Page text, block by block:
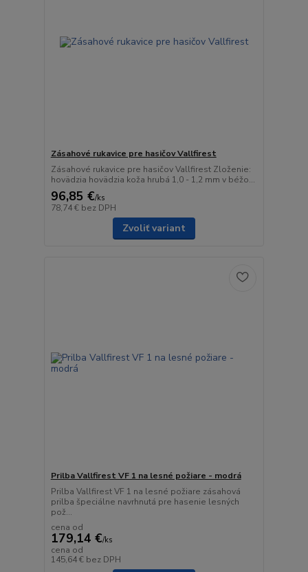
Zásahové rukavice pre hasičov Vallfirest
Zásahové rukavice pre hasičov Vallfirest Zloženie:
hovädzia hovädzia koža hrubá 1,0 - 1,2 mm v béžo...
96,85 €/ks
78,74 € bez DPH
Zvoliť variant
Prilba Vallfirest VF 1 na lesné požiare - modrá
Prilba Vallfirest VF 1 na lesné požiare zásahová
prilba špeciálne navrhnutá pre hasenie lesných
pož...
cena od
179,14 €/ks
cena od
145,64 € bez DPH